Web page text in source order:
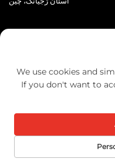
خصوصی
We use cookies and
If you don't want to